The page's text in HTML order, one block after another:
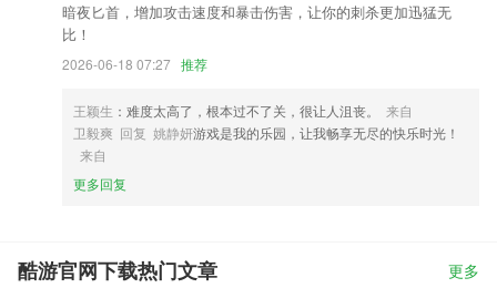
暗夜匕首，增加攻击速度和暴击伤害，让你的刺杀更加迅猛无
比！
2026-06-18 07:27 推荐
王颖生 ：难度太高了，根本过不了关，很让人沮丧。
来自
卫毅爽 回复 姚静妍游戏是我的乐园，让我畅享无尽的快乐时光！
来自
更多回复
酷游官网下载热门文章 更多